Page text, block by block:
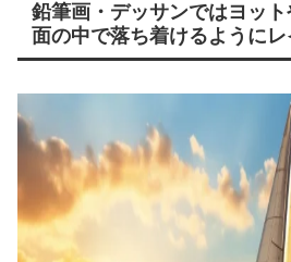
鉛筆画・デッサンではヨッ
面の中で落ち着けるようにレ